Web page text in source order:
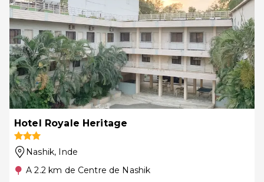
Hotel Royale Heritage
Nashik, Inde
A 2.2 km de Centre de Nashik